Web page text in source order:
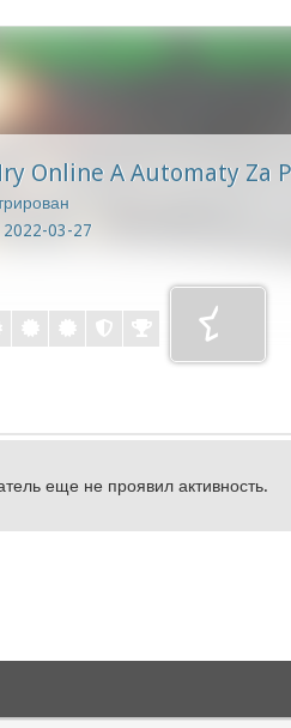
Online A Automaty Za
03-27
еще не проявил активность.